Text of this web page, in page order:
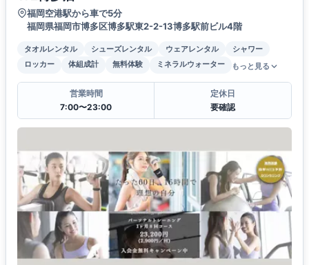
福岡空港駅から車で5分
福岡県福岡市博多区博多駅東2-2-13博多駅前ビル4階
タオルレンタル シューズレンタル ウェアレンタル
シャワー
ロッカー
体組成計 無料体験 ミネラルウォーター もっと見る
営業時間
7:00〜23:00
定休日
要確認